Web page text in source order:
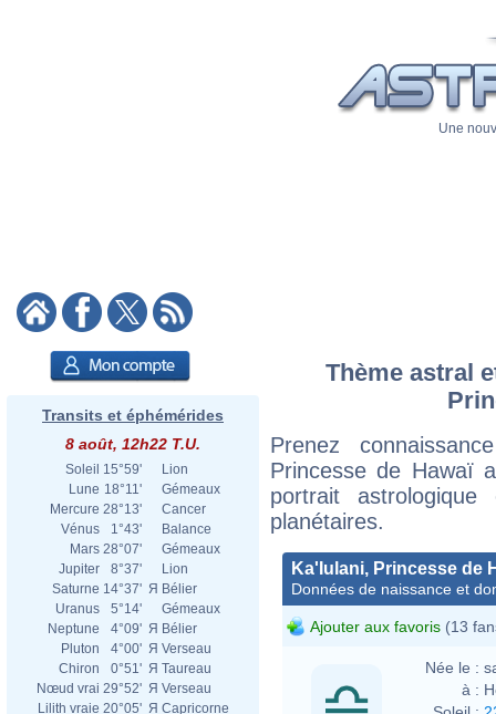
Une
Transits et éphémérides
8 août, 12h22 T.U.
Soleil 15°59'
Lion
Lune 18°11'
Gémeaux
Mercure 28°13'
Cancer
Vénus
1°43'
Balance
Mars 28°07'
Gémeaux
Jupiter
8°37'
Lion
Saturne 14°37' Я Bélier
Uranus
5°14'
Gémeaux
Neptune
4°09' Я Bélier
Pluton
4°00' Я Verseau
Chiron
0°51' Я Taureau
Nœud vrai 29°52' Я Verseau
Lilith vraie 20°05' Я Capricorne
Thème astral
Prenez
Princesse de Hawaï
portrait
planétaires.
Ka'Iulani, Princesse de
Données de naissance et
Ajouter aux favoris (13
Née le :
à :